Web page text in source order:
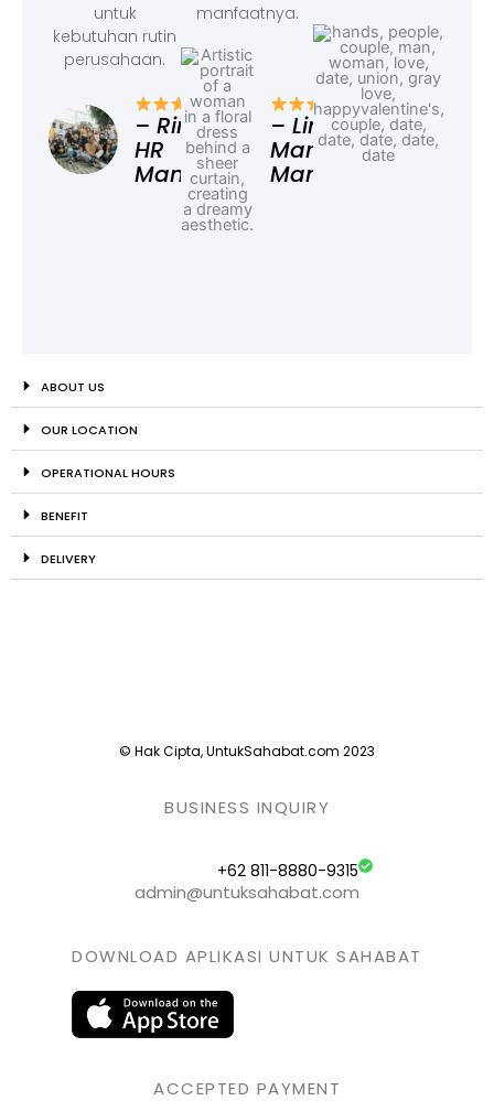
untuk
kebutuhan rutin
perusahaan.
– Rina,
HR
Manager
manfaatnya.
– Linda,
Marketing
Manager
ABOUT US
OUR LOCATION
OPERATIONAL HOURS
BENEFIT
DELIVERY
© Hak Cipta, UntukSahabat.com 2023
BUSINESS INQUIRY
+62 811-8880-9315
admin@untuksahabat.com
DOWNLOAD APLIKASI UNTUK SAHABAT
ACCEPTED PAYMENT